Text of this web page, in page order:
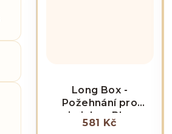
Long Box -
Požehnání pro
miminka - Blues
581 Kč